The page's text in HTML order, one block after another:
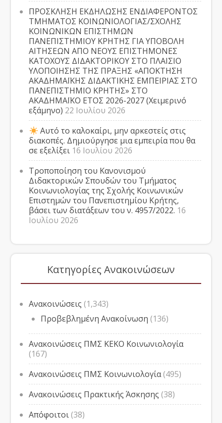
ΠΡΟΣΚΛΗΣΗ ΕΚΔΗΛΩΣΗΣ ΕΝΔΙΑΦΕΡΟΝΤΟΣ
ΤΜΗΜΑΤΟΣ ΚΟΙΝΩΝΙΟΛΟΓΙΑΣ/ΣΧΟΛΗΣ
ΚΟΙΝΩΝΙΚΩΝ ΕΠΙΣΤΗΜΩΝ
ΠΑΝΕΠΙΣΤΗΜΙΟΥ ΚΡΗΤΗΣ ΓΙΑ ΥΠΟΒΟΛΗ
ΑΙΤΗΣΕΩΝ ΑΠΟ ΝΕΟΥΣ ΕΠΙΣΤΗΜΟΝΕΣ
ΚΑΤΟΧΟΥΣ ΔΙΔΑΚΤΟΡΙΚΟΥ ΣΤΟ ΠΛΑΙΣΙΟ
ΥΛΟΠΟΙΗΣΗΣ ΤΗΣ ΠΡΑΞΗΣ «ΑΠΟΚΤΗΣΗ
ΑΚΑΔΗΜΑΪΚΗΣ ΔΙΔΑΚΤΙΚΗΣ ΕΜΠΕΙΡΙΑΣ ΣΤΟ
ΠΑΝΕΠΙΣΤΗΜΙΟ ΚΡΗΤΗΣ» ΣΤΟ
ΑΚΑΔΗΜΑΪΚΟ ΕΤΟΣ 2026-2027 (Χειμερινό
εξάμηνο) 22 Ιουλίου 2026
Αυτό το καλοκαίρι, μην αρκεστείς στις
διακοπές. Δημιούργησε μια εμπειρία που θα
σε εξελίξει 16 Ιουλίου 2026
Τροποποίηση του Κανονισμού
Διδακτορικών Σπουδών του Τμήματος
Κοινωνιολογίας της Σχολής Κοινωνικών
Επιστημών του Πανεπιστημίου Κρήτης,
βάσει των διατάξεων του ν. 4957/2022. 16
Ιουλίου 2026
Κατηγορίες Ανακοινώσεων
Ανακοινώσεις (1,343)
Προβεβλημένη Ανακοίνωση (136)
Ανακοινώσεις ΠΜΣ ΚΕΚΟ Κοινωνιολογία
(167)
Ανακοινώσεις ΠΜΣ Κοινωνιολογία(495)
Ανακοινώσεις Πρακτικής Άσκησης (38)
Απόφοιτοι(38)